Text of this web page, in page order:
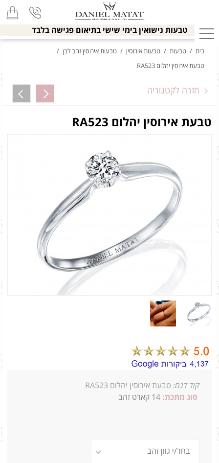
טבעות נישואין בימי שישי בתיאום פגישה בלבד
בית / טבעות / טבעות אירוסין / טבעות אירוסין זהב לבן /
טבעת אירוסין יהלום RA523
חזרה לקטגוריה
טבעת אירוסין יהלום RA523
קוד דגם: טבעת אירוסין יהלום RA523
סוג מתכת: 14 קארט זהב